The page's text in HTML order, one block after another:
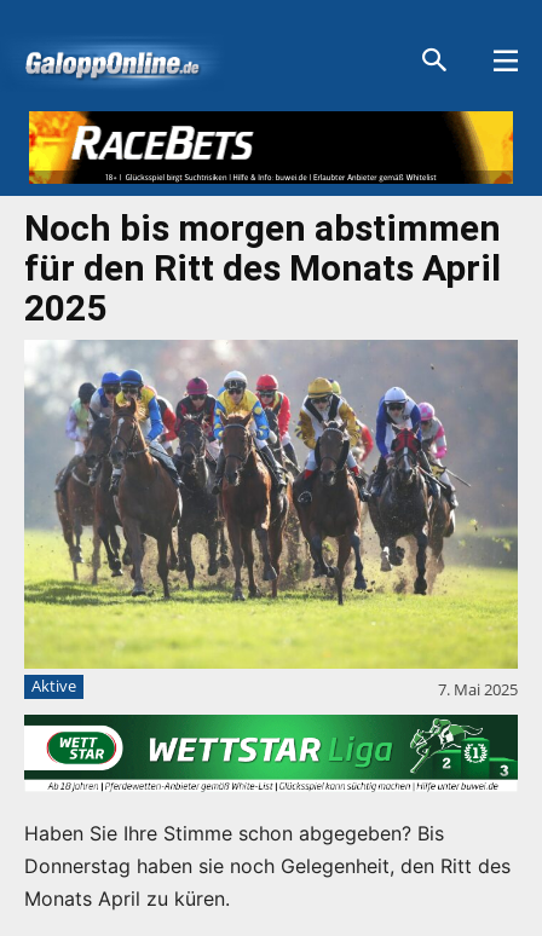
Noch bis morgen abstimmen
für den Ritt des Monats April
2025
Aktive 7. Mai 2025
Haben Sie Ihre Stimme schon abgegeben? Bis
Donnerstag haben sie noch Gelegenheit, den Ritt des
Monats April zu küren.